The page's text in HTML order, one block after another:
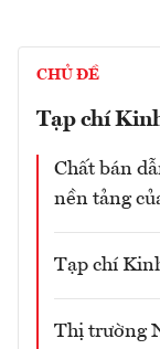
CHỦ ĐỀ
Tạp chí
Chất bán
nền tảng
Tạp chí
Thị trường